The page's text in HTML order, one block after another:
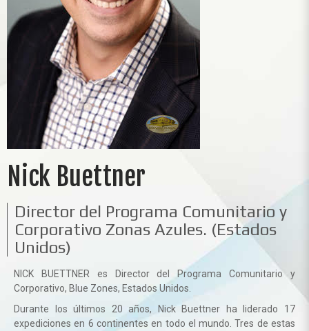
Nick Buettner
Director del Programa Comunitario y
Corporativo Zonas Azules. (Estados
Unidos)
NICK BUETTNER es Director del Programa Comunitario y
Corporativo, Blue Zones, Estados Unidos.
Durante los últimos 20 años, Nick Buettner ha liderado 17
expediciones en 6 continentes en todo el mundo. Tres de estas